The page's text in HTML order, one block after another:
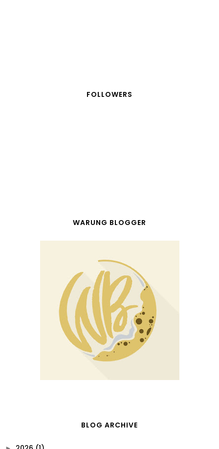
FOLLOWERS
WARUNG BLOGGER
BLOG ARCHIVE